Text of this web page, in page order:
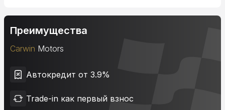
Преимущества
Carwin Motors
Автокредит от 3.9%
Trade-in как первый взнос